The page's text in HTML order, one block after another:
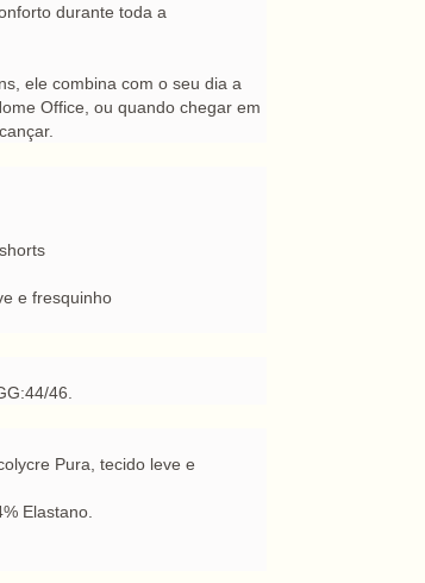
durante toda a
ele combina com o seu dia a
Office, ou quando chegar em
e fresquinho
46.
Pura, tecido leve e
Elastano.